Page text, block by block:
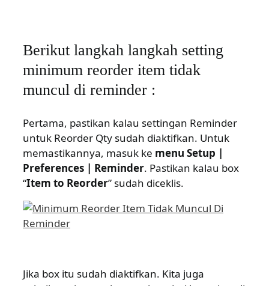
Berikut langkah langkah setting
minimum reorder item tidak
muncul di reminder :
Pertama, pastikan kalau settingan Reminder
untuk Reorder Qty sudah diaktifkan. Untuk
memastikannya, masuk ke menu Setup |
Preferences | Reminder. Pastikan kalau box
“Item to Reorder” sudah diceklis.
Jika box itu sudah diaktifkan. Kita juga